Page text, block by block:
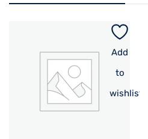
Add
to
wishlist